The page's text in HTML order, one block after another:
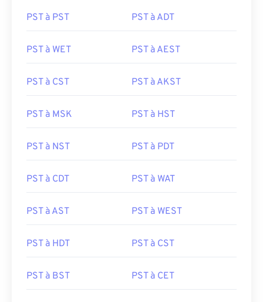
PST à PST PST à ADT
PST à WET PST à AEST
PST à CST PST à AKST
PST à MSK PST à HST
PST à NST PST à PDT
PST à CDT PST à WAT
PST à AST PST à WEST
PST à HDT PST à CST
PST à BST PST à CET